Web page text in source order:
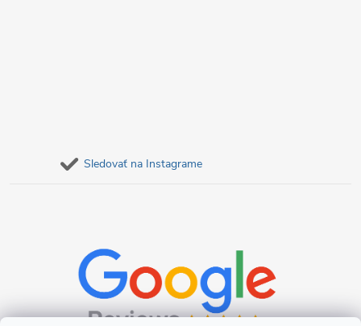
Sledovať na Instagrame